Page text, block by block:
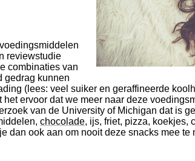
reviewstudie
combinaties van
gedrag kunnen
(lees: veel suiker en geraffineerde
ervoor dat we meer naar deze
van de University of Michigan dat is
chocolade, ijs, friet, pizza, koekjes,
dan ook aan om nooit deze snacks mee te